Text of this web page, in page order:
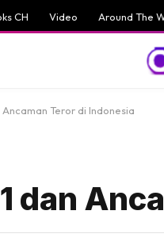
CH Video Around The
Ancaman Teror di Indonesia
dan